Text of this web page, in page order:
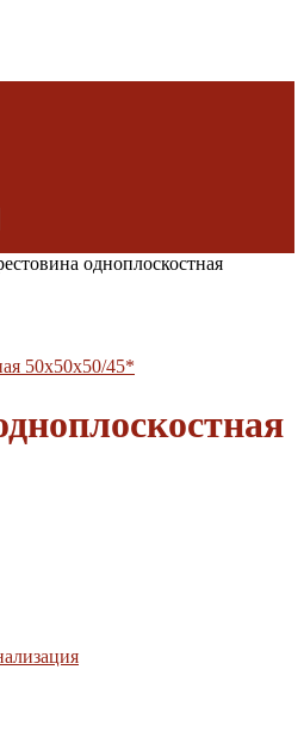
одноплоскостная
50х50х50/45*